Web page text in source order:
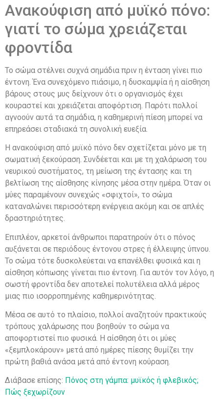
Ανακούφιση από μυϊκό πόνο:
γιατί το σώμα χρειάζεται
φροντίδα
Το σώμα στέλνει συχνά σημάδια πριν η ένταση γίνει πιο
έντονη. Ένα συνεχόμενο πιάσιμο, η δυσκαμψία ή η αίσθηση
βάρους στους μυς δείχνουν ότι ο οργανισμός έχει
κουραστεί και χρειάζεται αποφόρτιση. Παρότι πολλοί
αγνοούν αυτά τα σημάδια, η καθημερινή πίεση μπορεί να
επηρεάσει σταδιακά τη συνολική ευεξία.
Η ανακούφιση από μυϊκό πόνο δεν σχετίζεται μόνο με τη
σωματική ξεκούραση. Συνδέεται και με τη χαλάρωση του
νευρικού συστήματος, τη μείωση της έντασης και τη
βελτίωση της αίσθησης κίνησης μέσα στην ημέρα. Όταν οι
μύες παραμένουν συνεχώς «σφιχτοί», το σώμα
καταναλώνει περισσότερη ενέργεια ακόμη και σε απλές
δραστηριότητες.
Επιπλέον, αρκετοί άνθρωποι παρατηρούν ότι ο πόνος
αυξάνεται σε περιόδους έντονου στρες ή έλλειψης ύπνου.
Το σώμα τότε δυσκολεύεται να επανέλθει φυσικά και η
αίσθηση κόπωσης γίνεται πιο έντονη. Για αυτόν τον λόγο, η
σωστή φροντίδα δεν αποτελεί πολυτέλεια αλλά μέρος
μιας πιο ισορροπημένης καθημερινότητας.
Μέσα σε αυτό το πλαίσιο, πολλοί αναζητούν πρακτικούς
τρόπους χαλάρωσης που βοηθούν το σώμα να
αποφορτιστεί πιο φυσικά. Η αίσθηση ότι οι μύες
«ξεμπλοκάρουν» μετά από ημέρες πίεσης θυμίζει την
πρώτη βαθιά ανάσα μετά από έντονη κούραση.
Διάβασε επίσης: Πόνος στη γάμπα: μυϊκός ή φλεβικός;
Πώς ξεχωρίζουν